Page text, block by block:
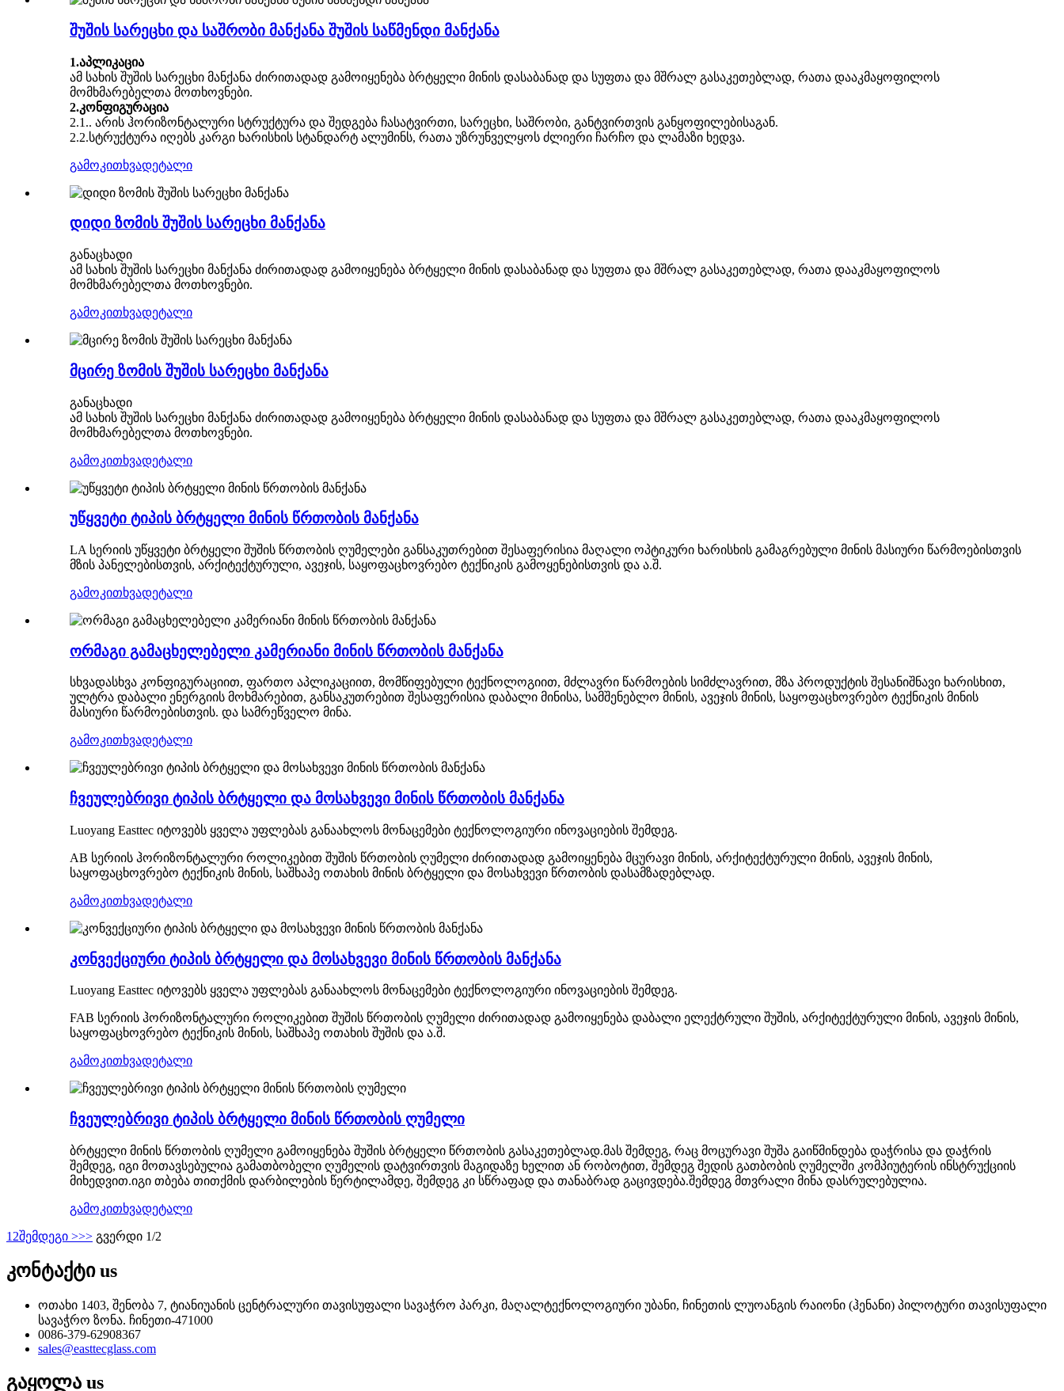
შუშის სარეცხი და საშრობი მანქანა შუშის საწმენდი მანქანა
1.აპლიკაცია
ამ სახის შუშის სარეცხი მანქანა ძირითადად გამოიყენება ბრტყელი მინის დასაბანად და სუფთა და მშრალ გასაკეთებლად, რათა დააკმაყოფილოს
მომხმარებელთა მოთხოვნები.
2.კონფიგურაცია
2.1.. არის ჰორიზონტალური სტრუქტურა და შედგება ჩასატვირთი, სარეცხი, საშრობი, განტვირთვის განყოფილებისაგან.
2.2.სტრუქტურა იღებს კარგი ხარისხის სტანდარტ ალუმინს, რათა უზრუნველყოს ძლიერი ჩარჩო და ლამაზი ხედვა.
გამოკითხვადეტალი
დიდი ზომის შუშის სარეცხი მანქანა
განაცხადი
ამ სახის შუშის სარეცხი მანქანა ძირითადად გამოიყენება ბრტყელი მინის დასაბანად და სუფთა და მშრალ გასაკეთებლად, რათა დააკმაყოფილოს
მომხმარებელთა მოთხოვნები.
გამოკითხვადეტალი
მცირე ზომის შუშის სარეცხი მანქანა
განაცხადი
ამ სახის შუშის სარეცხი მანქანა ძირითადად გამოიყენება ბრტყელი მინის დასაბანად და სუფთა და მშრალ გასაკეთებლად, რათა დააკმაყოფილოს
მომხმარებელთა მოთხოვნები.
გამოკითხვადეტალი
უწყვეტი ტიპის ბრტყელი მინის წრთობის მანქანა
LA სერიის უწყვეტი ბრტყელი შუშის წრთობის ღუმელები განსაკუთრებით შესაფერისია მაღალი ოპტიკური ხარისხის გამაგრებული მინის მასიური წარმოებისთვის
მზის პანელებისთვის, არქიტექტურული, ავეჯის, საყოფაცხოვრებო ტექნიკის გამოყენებისთვის და ა.შ.
გამოკითხვადეტალი
ორმაგი გამაცხელებელი კამერიანი მინის წრთობის მანქანა
სხვადასხვა კონფიგურაციით, ფართო აპლიკაციით, მომწიფებული ტექნოლოგიით, მძლავრი წარმოების სიმძლავრით, მზა პროდუქტის შესანიშნავი ხარისხით,
ულტრა დაბალი ენერგიის მოხმარებით, განსაკუთრებით შესაფერისია დაბალი მინისა, სამშენებლო მინის, ავეჯის მინის, საყოფაცხოვრებო ტექნიკის მინის
მასიური წარმოებისთვის. და სამრეწველო მინა.
გამოკითხვადეტალი
ჩვეულებრივი ტიპის ბრტყელი და მოსახვევი მინის წრთობის მანქანა
Luoyang Easttec იტოვებს ყველა უფლებას განაახლოს მონაცემები ტექნოლოგიური ინოვაციების შემდეგ.
AB სერიის ჰორიზონტალური როლიკებით შუშის წრთობის ღუმელი ძირითადად გამოიყენება მცურავი მინის, არქიტექტურული მინის, ავეჯის მინის,
საყოფაცხოვრებო ტექნიკის მინის, საშხაპე ოთახის მინის ბრტყელი და მოსახვევი წრთობის დასამზადებლად.
გამოკითხვადეტალი
კონვექციური ტიპის ბრტყელი და მოსახვევი მინის წრთობის მანქანა
Luoyang Easttec იტოვებს ყველა უფლებას განაახლოს მონაცემები ტექნოლოგიური ინოვაციების შემდეგ.
FAB სერიის ჰორიზონტალური როლიკებით შუშის წრთობის ღუმელი ძირითადად გამოიყენება დაბალი ელექტრული შუშის, არქიტექტურული მინის, ავეჯის მინის,
საყოფაცხოვრებო ტექნიკის მინის, საშხაპე ოთახის შუშის და ა.შ.
გამოკითხვადეტალი
ჩვეულებრივი ტიპის ბრტყელი მინის წრთობის ღუმელი
ბრტყელი მინის წრთობის ღუმელი გამოიყენება შუშის ბრტყელი წრთობის გასაკეთებლად.მას შემდეგ, რაც მოცურავი შუშა გაიწმინდება დაჭრისა და დაჭრის
შემდეგ, იგი მოთავსებულია გამათბობელი ღუმელის დატვირთვის მაგიდაზე ხელით ან რობოტით, შემდეგ შედის გათბობის ღუმელში კომპიუტერის ინსტრუქციის
მიხედვით.იგი თბება თითქმის დარბილების წერტილამდე, შემდეგ კი სწრაფად და თანაბრად გაცივდება.შემდეგ მთვრალი მინა დასრულებულია.
გამოკითხვადეტალი
1 2შემდეგი >>> გვერდი 1/2
კონტაქტიus
ოთახი 1403, შენობა 7, ტიანიუანის ცენტრალური თავისუფალი სავაჭრო პარკი, მაღალტექნოლოგიური უბანი, ჩინეთის ლუოანგის რაიონი (ჰენანი) პილოტური თავისუფალი
სავაჭრო ზონა. ჩინეთი-471000
0086-379-62908367
sales@easttecglass.com
გაყოლა us